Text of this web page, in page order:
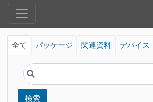
全て パッケージ 関連資料 デバイス
検索